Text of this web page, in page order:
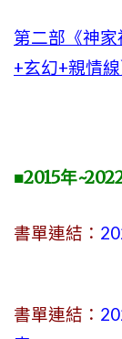
第二部《神
+玄幻+親情線
■2015年
書單連結：
書單連結：